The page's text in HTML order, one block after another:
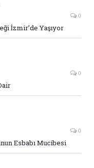
0
İzmir’de Yaşıyor
0
0
Esbabı Mucibesi